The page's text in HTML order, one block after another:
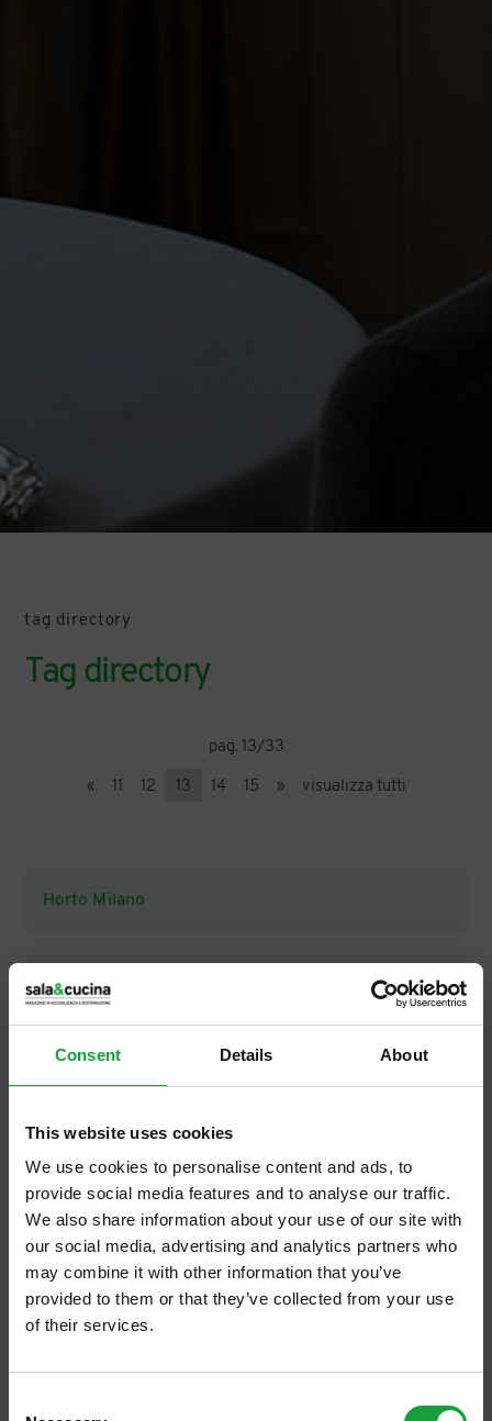
Consent Details About
This website uses cookies
We use cookies to personalise content and ads, to
provide social media features and to analyse our traffic.
We also share information about your use of our site with
our social media, advertising and analytics partners who
may combine it with other information that you’ve
provided to them or that they’ve collected from your use
of their services.
tag directory
Tag directory
pag. 13/33
« 11 12 13 14 15 » visualizza tutti
Horto Milano
Hospitality 2022
Hospitality Riva
Hospite
ISCRIVITI ALLA NEWSLETTER